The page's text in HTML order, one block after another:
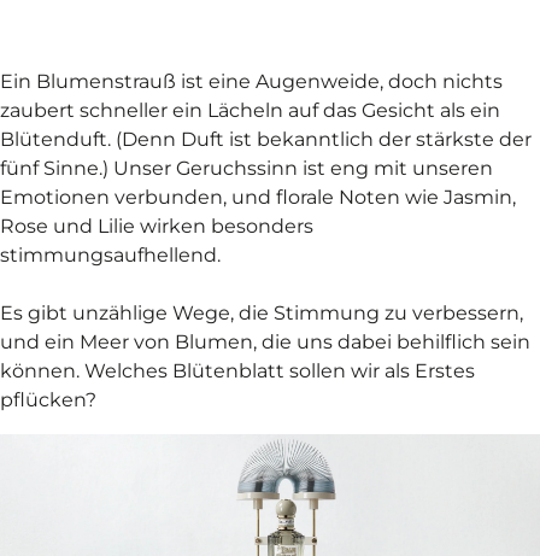
Ein Blumenstrauß ist eine Augenweide, doch nichts
zaubert schneller ein Lächeln auf das Gesicht als ein
Blütenduft. (Denn Duft ist bekanntlich der stärkste der
fünf Sinne.) Unser Geruchssinn ist eng mit unseren
Emotionen verbunden, und florale Noten wie Jasmin,
Rose und Lilie wirken besonders
stimmungsaufhellend.
Es gibt unzählige Wege, die Stimmung zu verbessern,
und ein Meer von Blumen, die uns dabei behilflich sein
können. Welches Blütenblatt sollen wir als Erstes
pflücken?